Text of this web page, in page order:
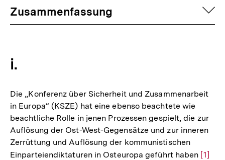
Zusammenfassung
i.
Die „Konferenz über Sicherheit und Zusammenarbeit
in Europa“ (KSZE) hat eine ebenso beachtete wie
beachtliche Rolle in jenen Prozessen gespielt, die zur
Auflösung der Ost-West-Gegensätze und zur inneren
Zerrüttung und Auflösung der kommunistischen
Einparteiendiktaturen in Osteuropa geführt haben Zur
[1]